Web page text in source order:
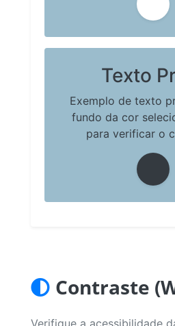
Texto
Exemplo de texto
fundo da cor
para verificar o
Contraste
Verifique a acessibilidade